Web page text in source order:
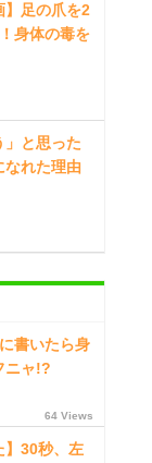
】足の爪を2
身体の毒を
」と思った
なれた理由
書いたら身
ニャ!?
64 Views
】30秒、左